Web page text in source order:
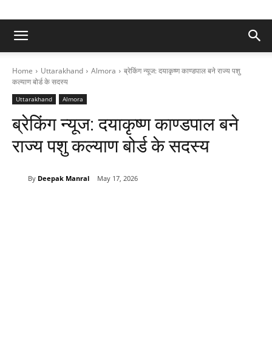
Home Uttarakhand Almora
ब्रेकिंग न्यूज: दयाकृष्ण काण्डपाल बने राज्य पशु
कल्याण बोर्ड के सदस्य
Uttarakhand Almora
ब्रेकिंग न्यूज: दयाकृष्ण काण्डपाल बने
राज्य पशु कल्याण बोर्ड के सदस्य
By Deepak Manral May 17, 2026